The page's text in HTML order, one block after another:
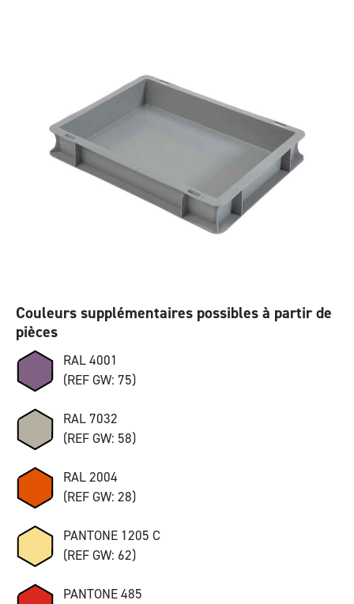
Couleurs supplémentaires possibles à partir de
pièces
RAL 4001
(REF GW: 75)
RAL 7032
(REF GW: 58)
RAL 2004
(REF GW: 28)
PANTONE 1205 C
(REF GW: 62)
PANTONE 485